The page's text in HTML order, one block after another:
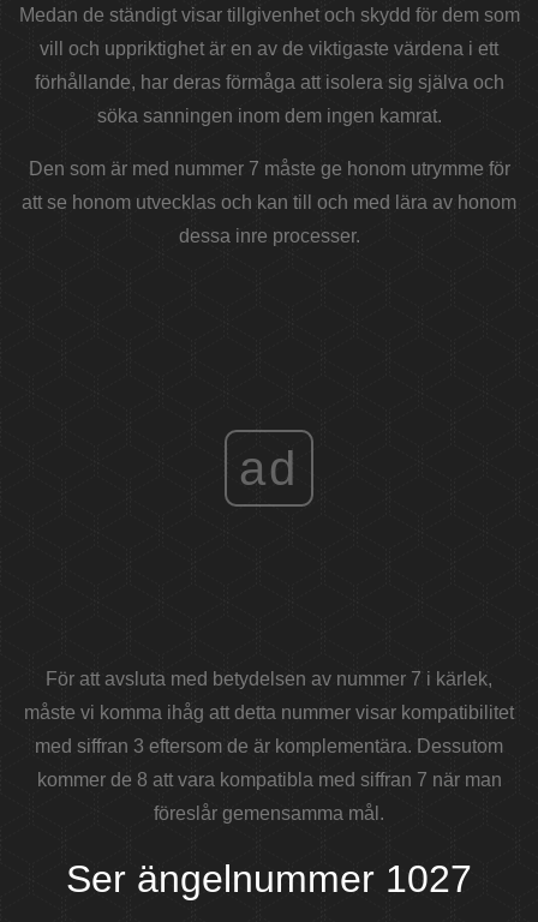
Medan de ständigt visar tillgivenhet och skydd för dem som
vill och uppriktighet är en av de viktigaste värdena i ett
förhållande, har deras förmåga att isolera sig själva och
söka sanningen inom dem ingen kamrat.
Den som är med nummer 7 måste ge honom utrymme för
att se honom utvecklas och kan till och med lära av honom
dessa inre processer.
ad
För att avsluta med betydelsen av nummer 7 i kärlek,
måste vi komma ihåg att detta nummer visar kompatibilitet
med siffran 3 eftersom de är komplementära. Dessutom
kommer de 8 att vara kompatibla med siffran 7 när man
föreslår gemensamma mål.
Ser ängelnummer 1027